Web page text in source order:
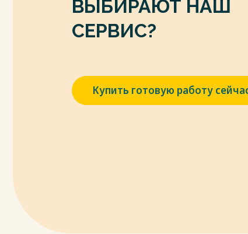
9. Высочайший указ «Об изменении
дополнение к нему узаконений» от
законов Российской империи.
11. ГАВО. Ф.И-6. Оп.1. Д. 1938. Л.54.
12. ГАВО. Ф.И-6. Оп.1. Д. 662. Л. 20.
16. Гессен В. М. Основы
ВЫБИРАЮТ НАШ
СЕРВИС?
Купить готовую работу